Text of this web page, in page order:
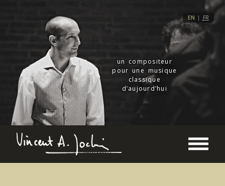
EN | FR
un compositeur
pour une musique
classique
d’aujourd’hui